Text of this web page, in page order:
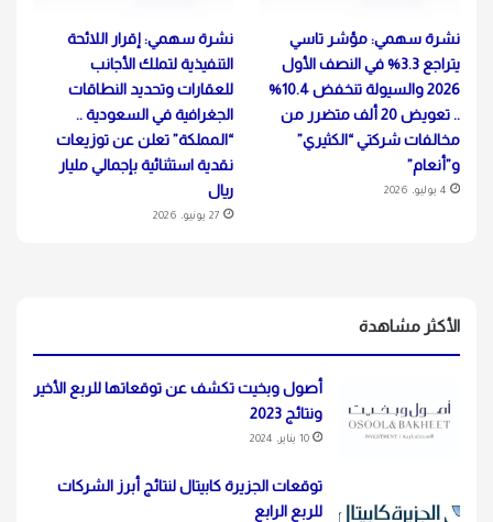
نشرة سهمي: مؤشر تاسي
يتراجع 3.3% في النصف الأول
2026 والسيولة تنخفض 10.4%
.. تعويض 20 ألف متضرر من
مخالفات شركتي “الكثيري”
و”أنعام”
4 يوليو، 2026
نشرة سهمي: إقرار اللائحة
التنفيذية لتملك الأجانب
للعقارات وتحديد النطاقات
الجغرافية في السعودية ..
“المملكة” تعلن عن توزيعات
نقدية استثنائية بإجمالي مليار
ريال
27 يونيو، 2026
الأكثر مشاهدة
أصول وبخيت تكشف عن توقعاتها للربع الأخير
ونتائج 2023
10 يناير، 2024
توقعات الجزيرة كابيتال لنتائج أبرز الشركات
للربع الرابع